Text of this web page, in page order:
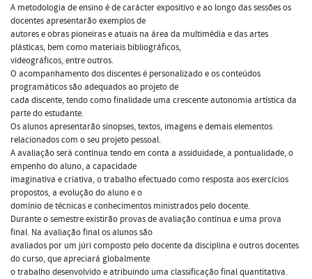
A metodologia de ensino é de carácter expositivo e ao longo das sessões os
docentes apresentarão exemplos de
autores e obras pioneiras e atuais na área da multimédia e das artes
plásticas, bem como materiais bibliográficos,
videográficos, entre outros.
O acompanhamento dos discentes é personalizado e os conteúdos
programáticos são adequados ao projeto de
cada discente, tendo como finalidade uma crescente autonomia artística da
parte do estudante.
Os alunos apresentarão sinopses, textos, imagens e demais elementos
relacionados com o seu projeto pessoal.
A avaliação será contínua tendo em conta a assiduidade, a pontualidade, o
empenho do aluno, a capacidade
imaginativa e criativa, o trabalho efectuado como resposta aos exercícios
propostos, a evolução do aluno e o
domínio de técnicas e conhecimentos ministrados pelo docente.
Durante o semestre existirão provas de avaliação contínua e uma prova
final. Na avaliação final os alunos são
avaliados por um júri composto pelo docente da disciplina e outros docentes
do curso, que apreciará globalmente
o trabalho desenvolvido e atribuindo uma classificação final quantitativa.